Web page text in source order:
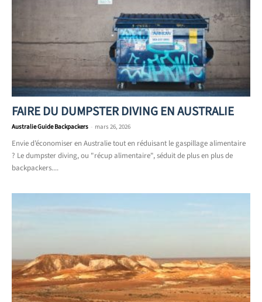
FAIRE DU DUMPSTER DIVING EN AUSTRALIE
Australie Guide Backpackers - mars 26, 2026
Envie d’économiser en Australie tout en réduisant le gaspillage alimentaire
? Le dumpster diving, ou "récup alimentaire", séduit de plus en plus de
backpackers....